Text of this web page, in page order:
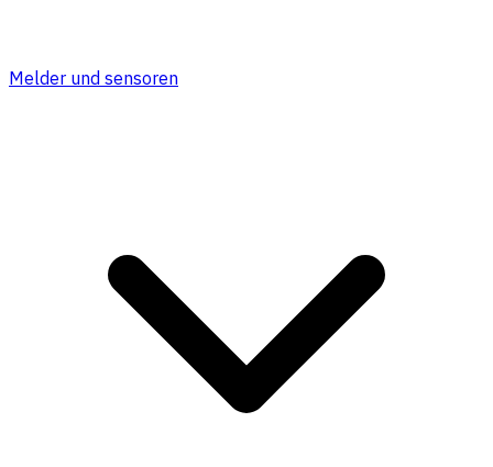
Melder und sensoren